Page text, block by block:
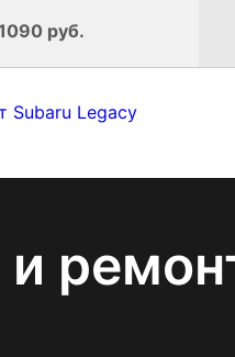
руб.
Subaru Legacy